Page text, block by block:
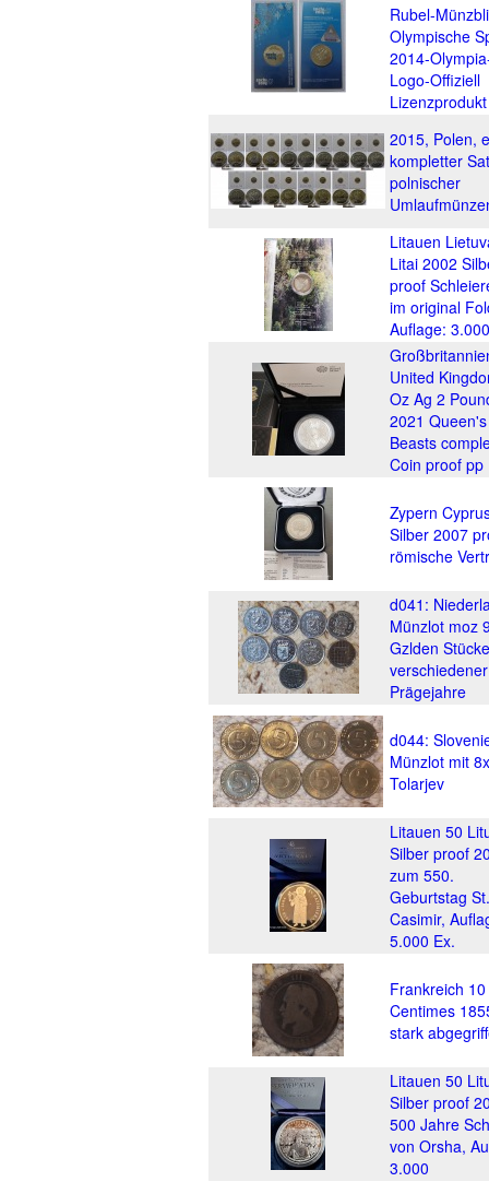
Rubel-
Olympische
2014-
Logo-Offiziell
Lizenzprodukt
2015, Polen,
kompletter
polnischer
Litauen
Litai 2002
proof
im original
Auflage: 3.000
United
Oz Ag 2
2021 Queen's
Beasts
Coin proof pp
Zypern
Silber 2007
römische
d041:
Münzlot moz
Gzlden
verschiedener
Prägejahre
d044:
Münzlot mit
Tolarjev
Litauen 50
Silber proof
zum 550.
Geburtstag St.
Casimir,
5.000 Ex.
Frankreich 10
Centimes
stark
Litauen 50
Silber proof
500 Jahre
von Orsha,
3.000